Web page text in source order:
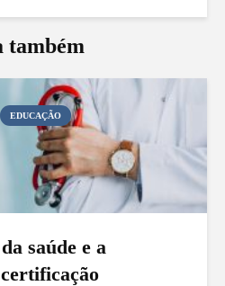
também
EDUCAÇÃO
saúde e a